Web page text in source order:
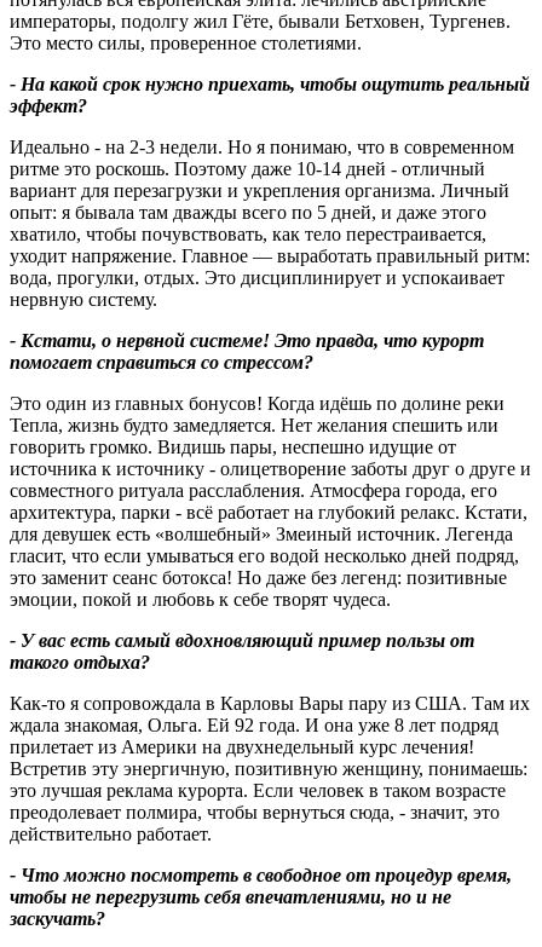
императоры, подолгу жил Гёте, бывали Бетховен, Тургенев.
Это место силы, проверенное столетиями.
- На какой срок нужно приехать, чтобы ощутить реальный
эффект?
Идеально - на 2-3 недели. Но я понимаю, что в современном
ритме это роскошь. Поэтому даже 10-14 дней - отличный
вариант для перезагрузки и укрепления организма. Личный
опыт: я бывала там дважды всего по 5 дней, и даже этого
хватило, чтобы почувствовать, как тело перестраивается,
уходит напряжение. Главное — выработать правильный ритм:
вода, прогулки, отдых. Это дисциплинирует и успокаивает
нервную систему.
- Кстати, о нервной системе! Это правда, что курорт
помогает справиться со стрессом?
Это один из главных бонусов! Когда идёшь по долине реки
Тепла, жизнь будто замедляется. Нет желания спешить или
говорить громко. Видишь пары, неспешно идущие от
источника к источнику - олицетворение заботы друг о друге и
совместного ритуала расслабления. Атмосфера города, его
архитектура, парки - всё работает на глубокий релакс. Кстати,
для девушек есть «волшебный» Змеиный источник. Легенда
гласит, что если умываться его водой несколько дней подряд,
это заменит сеанс ботокса! Но даже без легенд: позитивные
эмоции, покой и любовь к себе творят чудеса.
- У вас есть самый вдохновляющий пример пользы от
такого отдыха?
Как-то я сопровождала в Карловы Вары пару из США. Там их
ждала знакомая, Ольга. Ей 92 года. И она уже 8 лет подряд
прилетает из Америки на двухнедельный курс лечения!
Встретив эту энергичную, позитивную женщину, понимаешь:
это лучшая реклама курорта. Если человек в таком возрасте
преодолевает полмира, чтобы вернуться сюда, - значит, это
действительно работает.
- Что можно посмотреть в свободное от процедур время,
чтобы не перегрузить себя впечатлениями, но и не
заскучать?